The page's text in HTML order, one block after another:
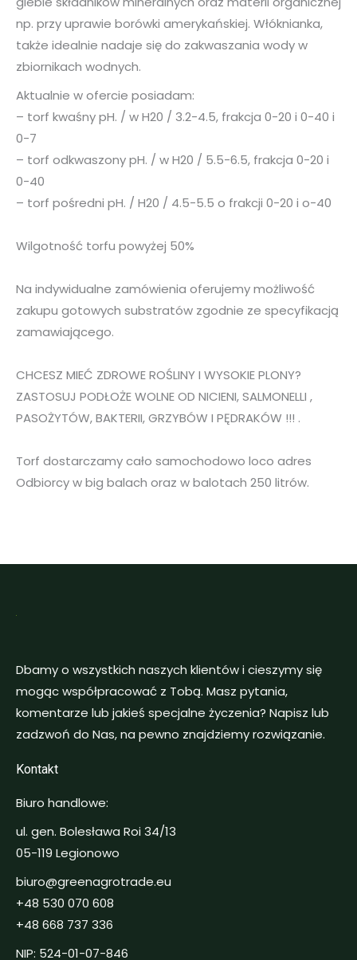
np. przy uprawie borówki amerykańskiej. Włóknianka,
także idealnie nadaje się do zakwaszania wody w
zbiornikach wodnych.
Aktualnie w ofercie posiadam:
– torf kwaśny pH. / w H20 / 3.2-4.5, frakcja 0-20 i 0-40 i
0-7
– torf odkwaszony pH. / w H20 / 5.5-6.5, frakcja 0-20 i
0-40
– torf pośredni pH. / H20 / 4.5-5.5 o frakcji 0-20 i o-40
Wilgotność torfu powyżej 50%
Na indywidualne zamówienia oferujemy możliwość
zakupu gotowych substratów zgodnie ze specyfikacją
zamawiającego.
CHCESZ MIEĆ ZDROWE ROŚLINY I WYSOKIE PLONY?
ZASTOSUJ PODŁOŻE WOLNE OD NICIENI, SALMONELLI ,
PASOŻYTÓW, BAKTERII, GRZYBÓW I PĘDRAKÓW !!! .
Torf dostarczamy cało samochodowo loco adres
Odbiorcy w big balach oraz w balotach 250 litrów.
Dbamy o wszystkich naszych klientów i cieszymy się
mogąc współpracować z Tobą. Masz pytania,
komentarze lub jakieś specjalne życzenia? Napisz lub
zadzwoń do Nas, na pewno znajdziemy rozwiązanie.
Kontakt
Biuro handlowe:
ul. gen. Bolesława Roi 34/13
05-119 Legionowo
biuro@greenagrotrade.eu
+48 530 070 608
+48 668 737 336
NIP: 524-01-07-846